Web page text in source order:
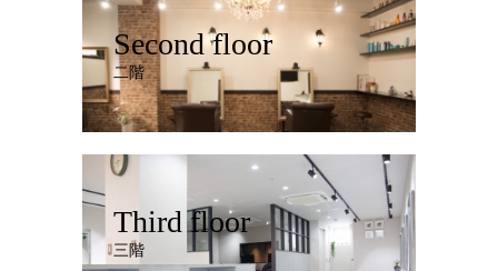
Second floor
二階
Third floor
三階